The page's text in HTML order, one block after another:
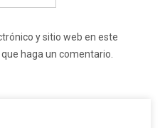
y sitio web en este
haga un comentario.